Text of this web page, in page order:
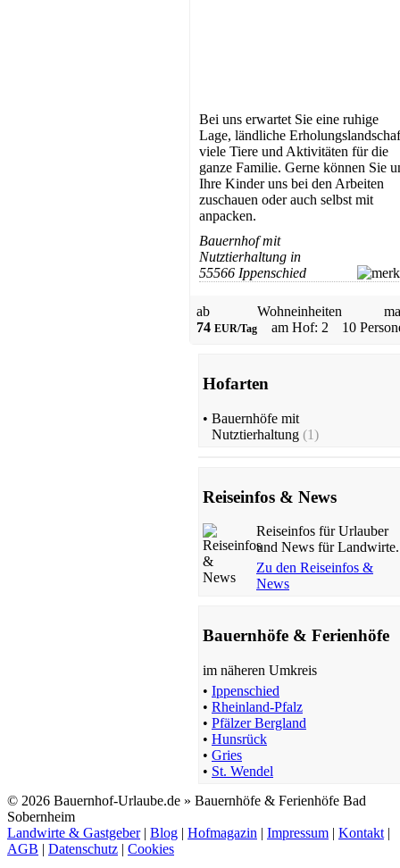
Bei uns erwartet Sie eine ruhige
Lage, ländliche
viele Tiere und Aktivitäten für die
ganze Familie. Gerne können Sie
Ihre Kinder uns bei den Arbeiten
zuschauen oder auch selbst mit
anpacken.
Bauernhof mit
Nutztierhaltung in
55566 Ippenschied
ab
74 EUR/Tag
Wohneinheiten
am Hof: 2
10
Hofarten
• Bauernhöfe mit
Nutztierhaltung (1)
Reiseinfos & News
Reiseinfos für Urlauber
und News für Landwirte.
Zu den Reiseinfos &
News
Bauernhöfe & Ferienhöfe
im näheren Umkreis
• Ippenschied
• Rheinland-Pfalz
• Pfälzer Bergland
• Hunsrück
• Gries
• St. Wendel
© 2026 Bauernhof-Urlaube.de » Bauernhöfe & Ferienhöfe Bad
Sobernheim
Landwirte & Gastgeber| Blog | Hofmagazin | Impressum | Kontakt |
AGB | Datenschutz | Cookies